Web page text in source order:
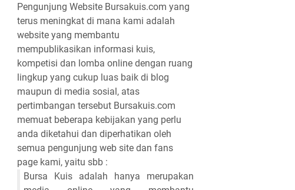
Pengunjung Website Bursakuis.com yang
terus meningkat di mana kami adalah
website yang membantu
mempublikasikan informasi kuis,
kompetisi dan lomba online dengan ruang
lingkup yang cukup luas baik di blog
maupun di media sosial, atas
pertimbangan tersebut Bursakuis.com
memuat beberapa kebijakan yang perlu
anda diketahui dan diperhatikan oleh
semua pengunjung web site dan fans
page kami, yaitu sbb :
Bursa Kuis adalah hanya merupakan